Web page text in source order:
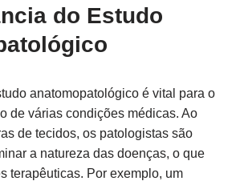
do Estudo
anatomopatológico é vital para o
de várias condições médicas. Ao
de tecidos, os patologistas são
a natureza das doenças, o que
terapêuticas. Por exemplo, um